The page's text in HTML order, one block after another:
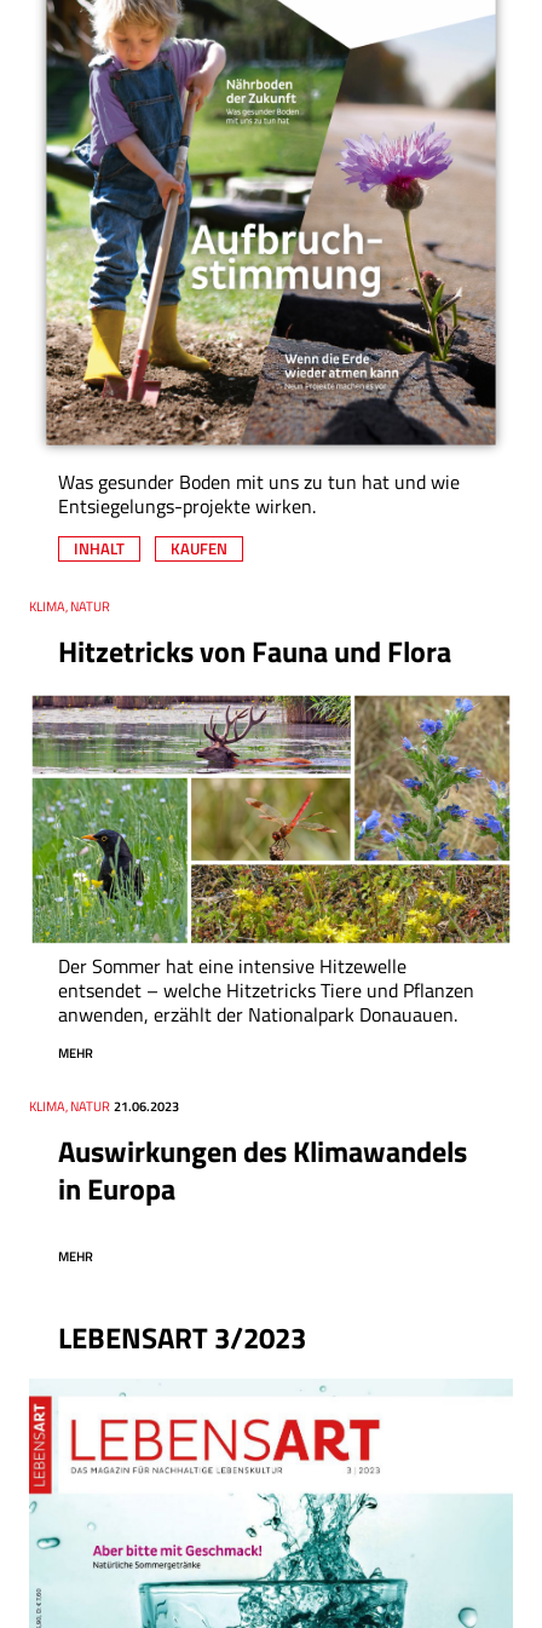
Was gesunder Boden mit uns zu tun hat und wie
Entsiegelungs-projekte wirken.
INHALT KAUFEN
Hitzetricks von Fauna und Flora
Thema
KLIMA, NATUR
Der Sommer hat eine intensive Hitzewelle
entsendet – welche Hitzetricks Tiere und Pflanzen
anwenden, erzählt der Nationalpark Donauauen.
MEHR
Auswirkungen des Klimawandels
in Europa
Thema
KLIMA, NATUR
Datum 21.06.2023
MEHR
LEBENSART 3/2023